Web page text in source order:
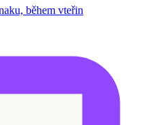
během vteřin